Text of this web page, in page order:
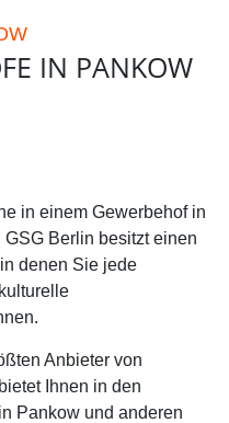
IN PANKOW
in einem Gewerbehof in
Berlin besitzt einen
denen Sie jede
Anbieter von
Ihnen in den
Pankow und anderen